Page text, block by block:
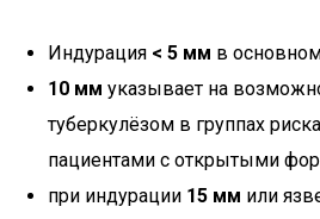
Индурация < 5 мм в
10 мм указывает на
туберкулёзом в группах
пациентами с открытыми
при индурации 15 мм или